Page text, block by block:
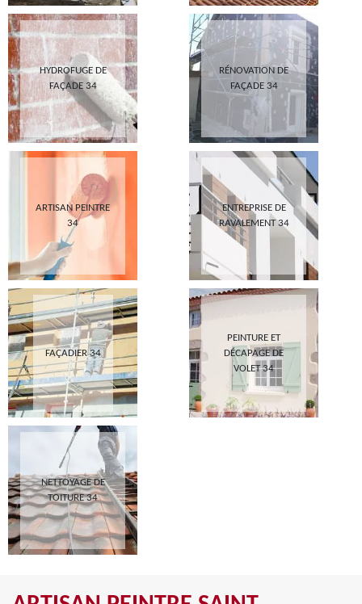
HYDROFUGE DE
FAÇADE 34
RÉNOVATION DE
FAÇADE 34
ARTISAN PEINTRE
34
ENTREPRISE DE
RAVALEMENT 34
FAÇADIER 34
PEINTURE ET
DÉCAPAGE DE
VOLET 34
NETTOYAGE DE
TOITURE 34